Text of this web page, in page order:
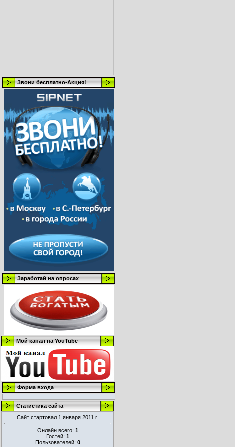
Звони бесплатно-Акция!
Заработай на опросах
Мой канал на YouTube
Форма входа
Статистика сайта
Сайт стартовал 1 января 2011 г.
Онлайн всего: 1
Гостей: 1
Пользователей: 0